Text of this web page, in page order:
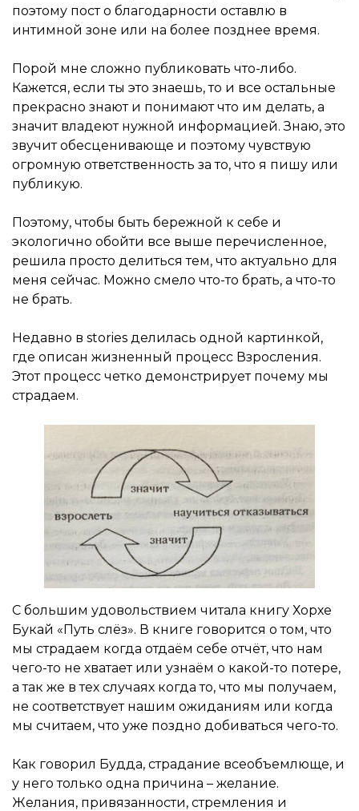
поэтому пост о благодарности оставлю в
интимной зоне или на более позднее время.
Порой мне сложно публиковать что-либо.
Кажется, если ты это знаешь, то и все остальные
прекрасно знают и понимают что им делать, а
значит владеют нужной информацией. Знаю, это
звучит обесценивающе и поэтому чувствую
огромную ответственность за то, что я пишу или
публикую.
Поэтому, чтобы быть бережной к себе и
экологично обойти все выше перечисленное,
решила просто делиться тем, что актуально для
меня сейчас. Можно смело что-то брать, а что-то
не брать.
Недавно в stories делилась одной картинкой,
где описан жизненный процесс Взросления.
Этот процесс четко демонстрирует почему мы
страдаем.
С большим удовольствием читала книгу Хорхе
Букай «Путь слёз». В книге говорится о том, что
мы страдаем когда отдаём себе отчёт, что нам
чего-то не хватает или узнаём о какой-то потере,
а так же в тех случаях когда то, что мы получаем,
не соответствует нашим ожиданиям или когда
мы считаем, что уже поздно добиваться чего-то.
Как говорил Будда, страдание всеобъемлюще, и
у него только одна причина – желание.
Желания, привязанности, стремления и